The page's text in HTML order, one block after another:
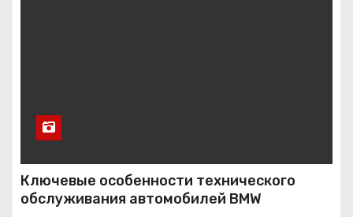
Ключевые особенности технического
обслуживания автомобилей BMW